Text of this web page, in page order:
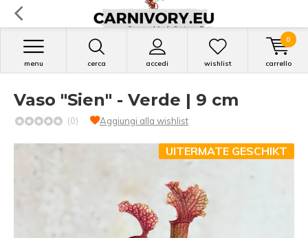
cerca accedi
menu wishlist carrello
0
Vaso "Sien" - Verde | 9 cm
(0) Aggiungi alla wishlist
UITERMATE GESCHIKT